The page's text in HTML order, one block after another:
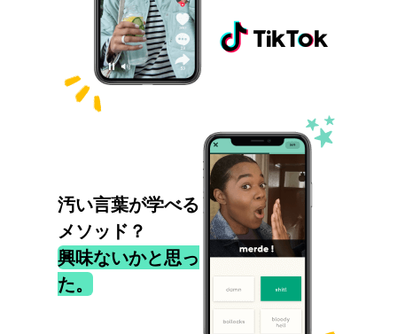
汚い言葉が学べる
メソッド？
興味ないかと思っ
た。